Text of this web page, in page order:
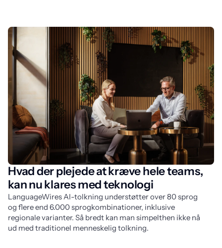
Hvad der plejede at kræve hele teams,
kan nu klares med teknologi
LanguageWires AI-tolkning understøtter over 80 sprog
og flere end 6.000 sprogkombinationer, inklusive
regionale varianter. Så bredt kan man simpelthen ikke nå
ud med traditionel menneskelig tolkning.